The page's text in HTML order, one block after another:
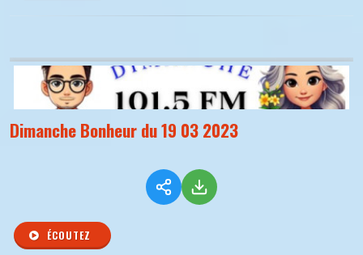
Dimanche Bonheur du 19 03 2023
ÉCOUTEZ